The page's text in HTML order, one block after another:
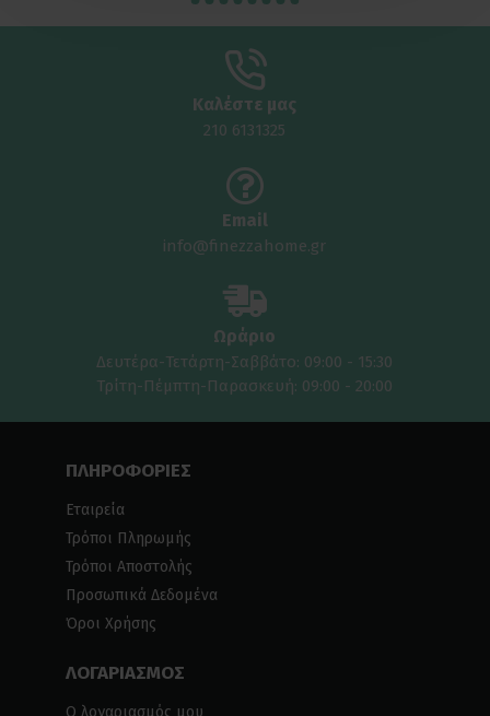
Καλέστε μας
210 6131325
Email
info@finezzahome.gr
Ωράριο
Δευτέρα-Τετάρτη-Σαββάτο: 09:00 - 15:30
Τρίτη-Πέμπτη-Παρασκευή: 09:00 - 20:00
ΠΛΗΡΟΦΟΡΙΕΣ
Εταιρεία
Τρόποι Πληρωμής
Τρόποι Αποστολής
Προσωπικά Δεδομένα
Όροι Χρήσης
ΛΟΓΑΡΙΑΣΜΟΣ
Ο λογαριασμός μου